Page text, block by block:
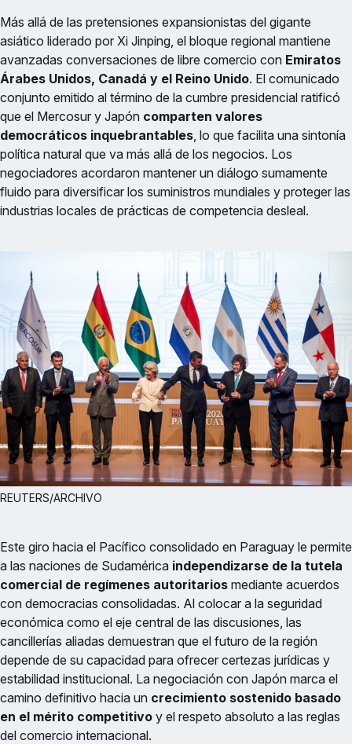
Más allá de las pretensiones expansionistas del gigante
asiático liderado por Xi Jinping, el bloque regional mantiene
avanzadas conversaciones de libre comercio con Emiratos
Árabes Unidos, Canadá y el Reino Unido. El comunicado
conjunto emitido al término de la cumbre presidencial ratificó
que el Mercosur y Japón comparten valores
democráticos inquebrantables , lo que facilita una sintonía
política natural que va más allá de los negocios. Los
negociadores acordaron mantener un diálogo sumamente
fluido para diversificar los suministros mundiales y proteger las
industrias locales de prácticas de competencia desleal.
REUTERS/ARCHIVO
Este giro hacia el Pacífico consolidado en Paraguay le permite
a las naciones de Sudamérica independizarse de la tutela
comercial de regímenes autoritarios mediante acuerdos
con democracias consolidadas. Al colocar a la seguridad
económica como el eje central de las discusiones, las
cancillerías aliadas demuestran que el futuro de la región
depende de su capacidad para ofrecer certezas jurídicas y
estabilidad institucional. La negociación con Japón marca el
camino definitivo hacia un crecimiento sostenido basado
en el mérito competitivo y el respeto absoluto a las reglas
del comercio internacional.